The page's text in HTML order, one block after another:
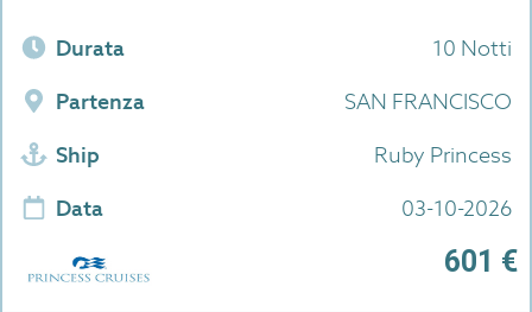
Durata
10 Notti
Partenza
SAN FRANCISCO
Ship
Ruby Princess
Data
03-10-2026
601 €